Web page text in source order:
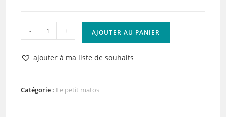
quantité
de
Outil
-
- + AJOUTER AU PANIER
ajouter à ma liste de souhaits
Catégorie : Le petit matos